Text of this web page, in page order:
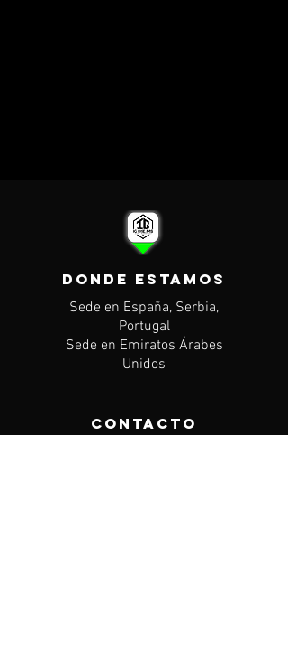
DONDE ESTAMOS
Sede en España, Serbia,
Portugal
Sede en Emiratos Árabes
Unidos
CONTACTO